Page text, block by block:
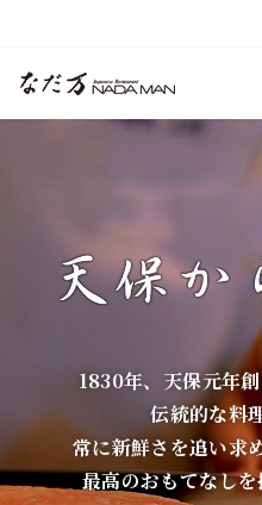
な
1830年、天保元年
伝統的な料
常に新鮮さを追い求
最高のおもてなし